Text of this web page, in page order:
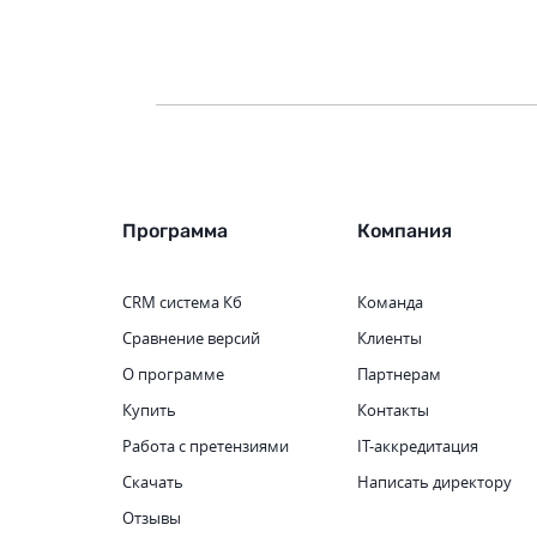
Программа
CRM система Кб
Сравнение версий
О программе
Купить
Работа с претензиями
Скачать
Отзывы
Компания
Команда
Клиенты
Партнерам
Контакты
IT-аккредитация
Написать директору